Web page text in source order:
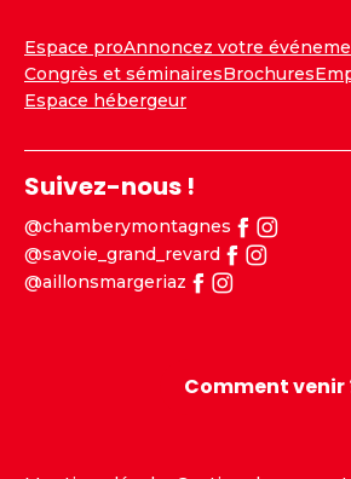
Espace proAnnoncez votre
Congrès et séminairesBrochures
Espace hébergeur
Suivez-nous !
@chamberymontagnes
@savoie_grand_revard
@aillonsmargeriaz
Comment venir